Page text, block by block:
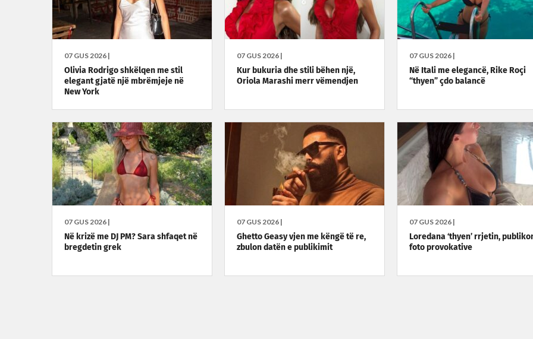
07 GUS 2026 |
Olivia Rodrigo shkëlqen me stil
elegant gjatë një mbrëmjeje në
New York
07 GUS 2026 |
Kur bukuria dhe stili bëhen një,
Oriola Marashi merr vëmendjen
07 GUS 2026 |
Në Itali me elegancë, Rike Roçi
“thyen” çdo balancë
07 GUS 2026 |
Në krizë me DJ PM? Sara shfaqet në
bregdetin grek
07 GUS 2026 |
Ghetto Geasy vjen me këngë të re,
zbulon datën e publikimit
07 GUS 2026 |
Loredana ‘thyen’ rrjetin,
foto provokative